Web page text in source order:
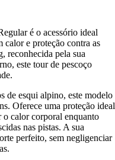
é o acessório ideal
calor e proteção contra as
reconhecida pela sua
este tour de pescoço
de esqui alpino, este modelo
Oferece uma proteção ideal
o calor corporal enquanto
nas pistas. A sua
perfeito, sem negligenciar